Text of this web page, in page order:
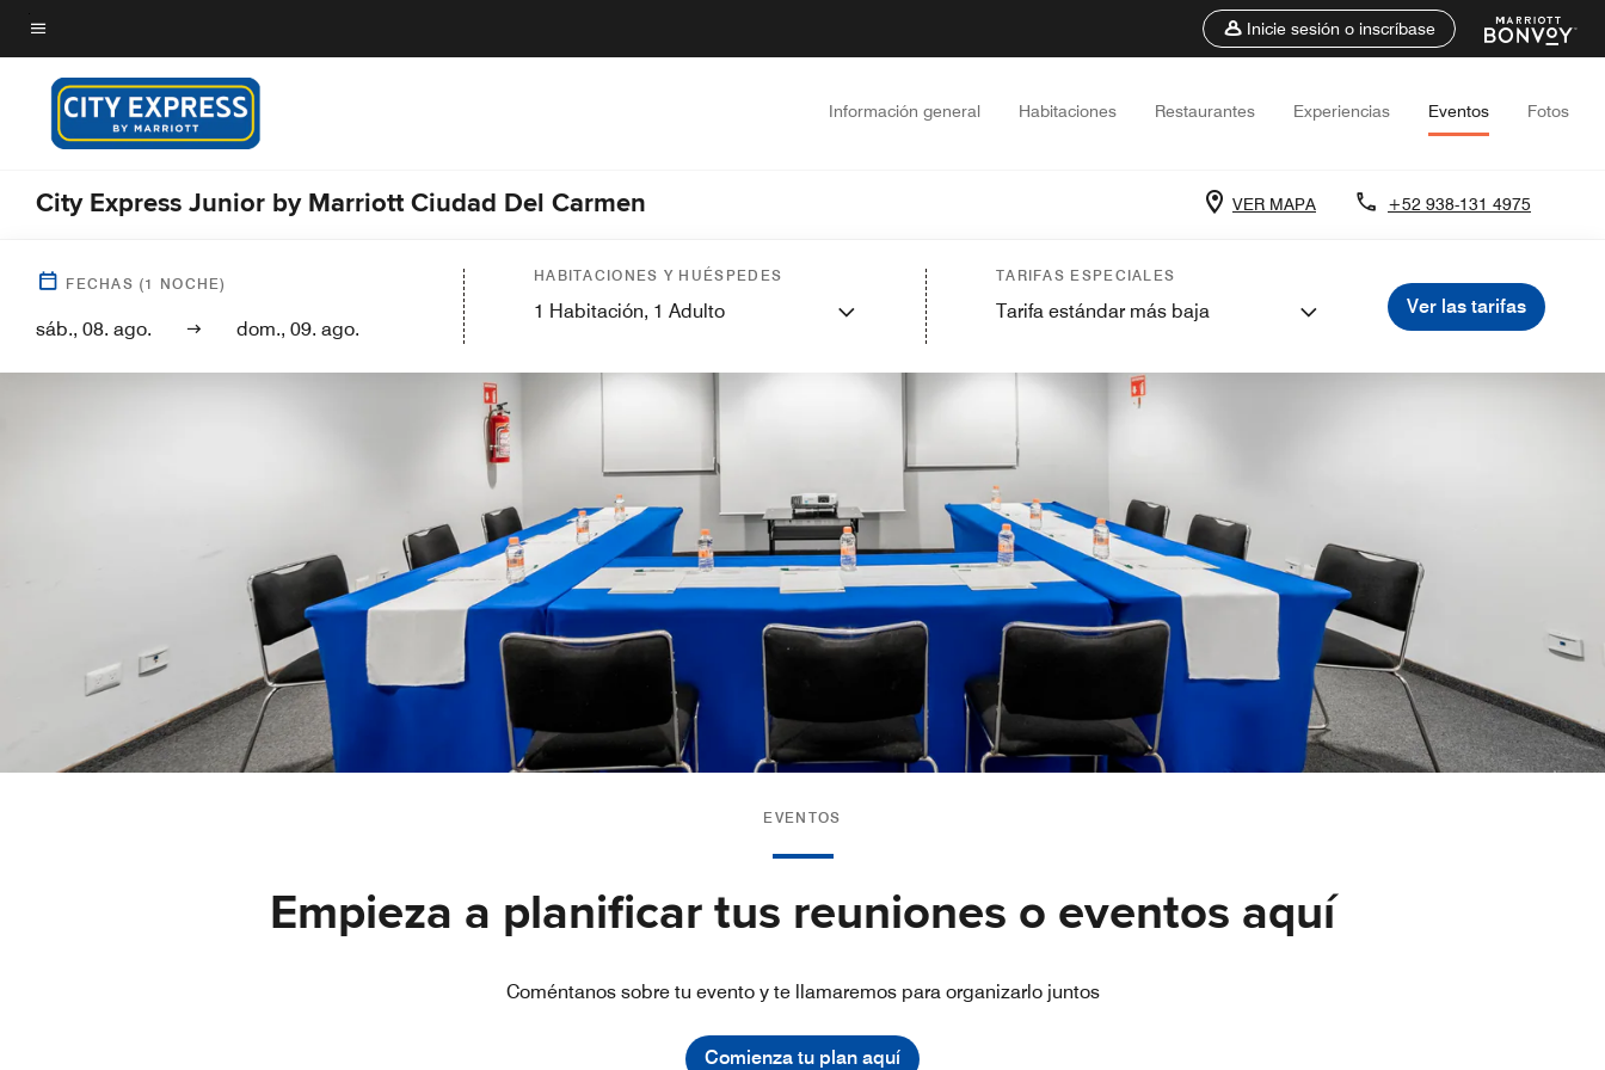
Skip
to
main
content
Texto del menú
Inicie sesión o inscríbase
Información general Habitaciones Restaurantes Experiencias Eventos Fotos
City Express Junior by Marriott Ciudad Del Carmen VER MAPA +52 938-131 4975
FECHAS (1 NOCHE)
sáb., 08. ago. dom., 09. ago.
HABITACIONES Y HUÉSPEDES
1 Habitación, 1 Adulto
TARIFAS ESPECIALES
Tarifa estándar más baja Ver las tarifas
EVENTOS
Empieza a planificar tus reuniones o eventos aquí
Coméntanos sobre tu evento y te llamaremos para organizarlo juntos
Comienza tu plan aquí